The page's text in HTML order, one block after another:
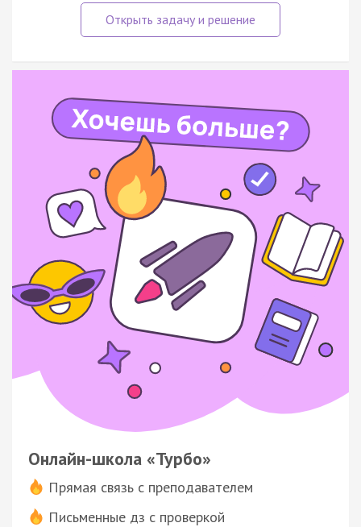
Онлайн-школа «Турбо»
Прямая связь с преподавателем
Письменные дз с проверкой